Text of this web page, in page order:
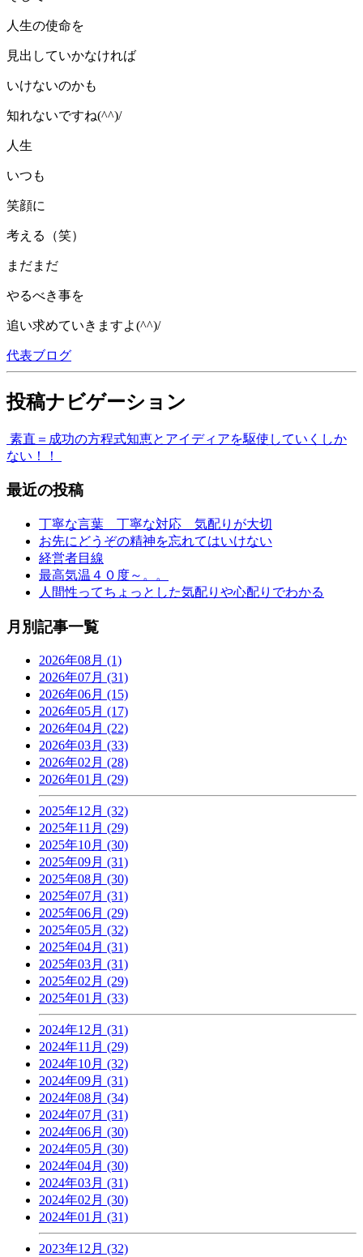
人生の使命を
見出していかなければ
いけないのかも
知れないですね(^^)/
人生
いつも
笑顔に
考える（笑）
まだまだ
やるべき事を
追い求めていきますよ(^^)/
代表ブログ
投稿ナビゲーション
素直＝成功の方程式知恵とアイディアを駆使していくしか
ない！！
最近の投稿
丁寧な言葉 丁寧な対応 気配りが大切
お先にどうぞの精神を忘れてはいけない
経営者目線
最高気温４０度～。。
人間性ってちょっとした気配りや心配りでわかる
月別記事一覧
2026年08月 (1)
2026年07月 (31)
2026年06月 (15)
2026年05月 (17)
2026年04月 (22)
2026年03月 (33)
2026年02月 (28)
2026年01月 (29)
2025年12月 (32)
2025年11月 (29)
2025年10月 (30)
2025年09月 (31)
2025年08月 (30)
2025年07月 (31)
2025年06月 (29)
2025年05月 (32)
2025年04月 (31)
2025年03月 (31)
2025年02月 (29)
2025年01月 (33)
2024年12月 (31)
2024年11月 (29)
2024年10月 (32)
2024年09月 (31)
2024年08月 (34)
2024年07月 (31)
2024年06月 (30)
2024年05月 (30)
2024年04月 (30)
2024年03月 (31)
2024年02月 (30)
2024年01月 (31)
2023年12月 (32)